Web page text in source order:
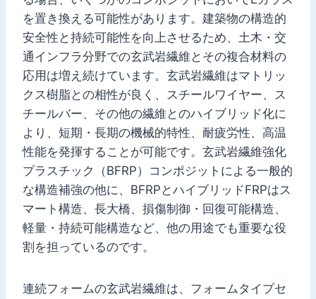
を置き換える可能性があります。建築物の構造的
安全性と持続可能性を向上させるため、土木・交
通インフラ分野での玄武岩繊維とその複合材料の
応用は増え続けています。玄武岩繊維はマトリッ
クス樹脂との相性が良く、スチールワイヤー、ス
チールバー、その他の繊維とのハイブリッド化に
より、短期・長期の機械的特性、耐疲労性、高温
性能を発揮することが可能です。玄武岩繊維強化
プラスチック（BFRP）コンポジットによる一般的
な構造補強の他に、BFRPとハイブリッドFRPはス
マート構造、長大橋、損傷制御・回復可能構造、
軽量・持続可能構造など、他の用途でも重要な役
割を担っているのです。
連続フォームの玄武岩繊維は、フォームタイプセ